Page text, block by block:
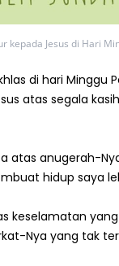
kepada Jesus di Hari
di hari Minggu
atas segala
atas anugerah-
hidup saya
keselamatan
Nya yang tak